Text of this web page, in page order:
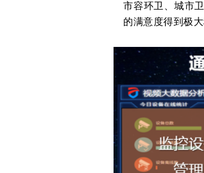
市容环卫、城市
的满意度得到极大